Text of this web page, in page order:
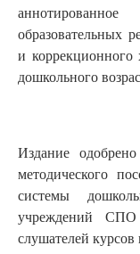
образовательных
и коррекционного
дошкольного
Издание
методического
системы
учреждений СПО
слушателей